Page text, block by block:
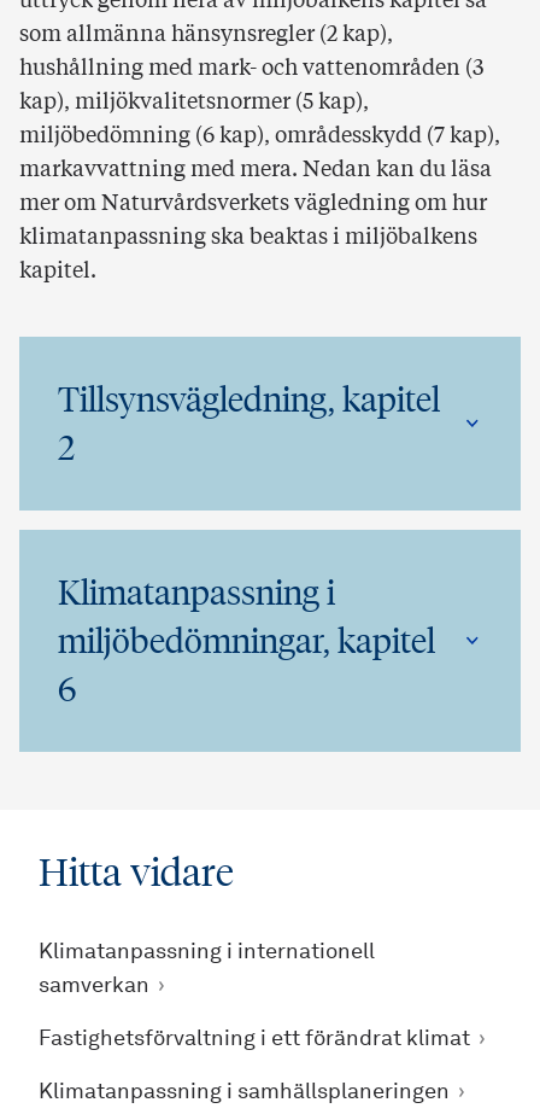
som allmänna hänsynsregler (2 kap),
hushållning med mark- och vattenområden (3
kap), miljökvalitetsnormer (5 kap),
miljöbedömning (6 kap), områdesskydd (7 kap),
markavvattning med mera. Nedan kan du läsa
mer om Naturvårdsverkets vägledning om hur
klimatanpassning ska beaktas i miljöbalkens
kapitel.
Tillsynsvägledning, kapitel
2
Klimatanpassning i
miljöbedömningar, kapitel
6
Hitta vidare
Klimatanpassning i internationell
samverkan
Fastighetsförvaltning i ett förändrat klimat
Klimatanpassning i samhällsplaneringen